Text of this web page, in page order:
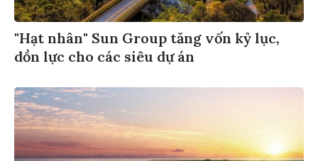
"Hạt nhân" Sun Group tăng vốn kỷ lục,
dồn lực cho các siêu dự án